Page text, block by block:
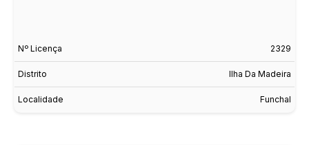
Nº Licença 2329
Distrito Ilha Da Madeira
Localidade Funchal